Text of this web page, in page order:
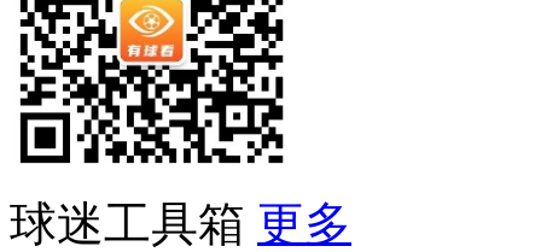
球迷工具箱 更多